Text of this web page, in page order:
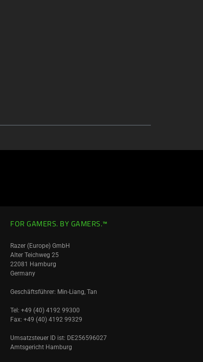
FOR GAMERS. BY GAMERS.™
Razer (Europe) GmbH
Alter Teichweg 25
22081 Hamburg
Germany
Geschäftsführer: Min-Liang, Tan
Tel: +49 (40) 4192 99300
Fax: +49 (40) 4192 99329
Umsatzsteuer ID ist: DE256596027
Amtsgericht Hamburg